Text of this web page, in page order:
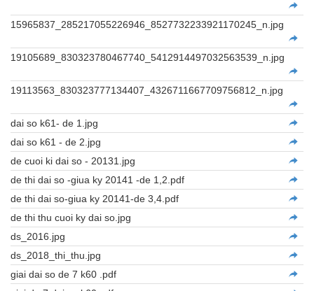
15965837_285217055226946_8527732233921170245_n.jpg
19105689_830323780467740_5412914497032563539_n.jpg
19113563_830323777134407_4326711667709756812_n.jpg
dai so k61- de 1.jpg
dai so k61 - de 2.jpg
de cuoi ki dai so - 20131.jpg
de thi dai so -giua ky 20141 -de 1,2.pdf
de thi dai so-giua ky 20141-de 3,4.pdf
de thi thu cuoi ky dai so.jpg
ds_2016.jpg
ds_2018_thi_thu.jpg
giai dai so de 7 k60 .pdf